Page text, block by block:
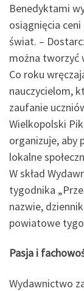
Benedyktami
osiągnięcia
świat. –
można tworzyć
Co roku
nauczycielom,
zaufanie
Wielkopolski
organizuje, aby
lokalne
W skład
tygodnika
nazwie,
powiatowe
Pasja i
Wydawnictwo